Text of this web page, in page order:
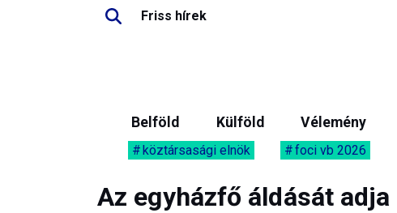
Friss hírek
Belföld Külföld Vélemény
köztársasági elnök foci vb 2026
Az egyházfő áldását